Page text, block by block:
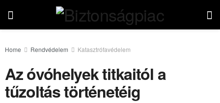
Home Rendvédelem Katasztrófavédelem
Az óvóhelyek titkaitól a
tűzoltás történetéig